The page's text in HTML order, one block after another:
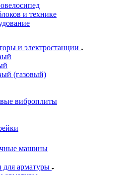
и технике
и электростанции
(газовый)
виброплиты
машины
для арматуры